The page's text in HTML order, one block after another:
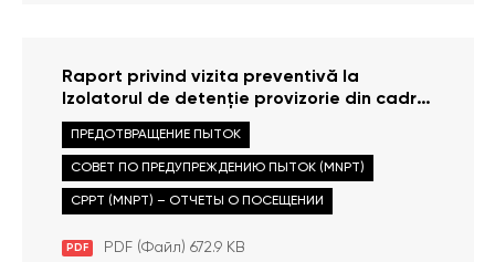
Raport privind vizita preventivă la
Izolatorul de detenție provizorie din cadrul
Inspectoratului de poliție Soroca din 16
februarie 2022
PDF PDF (Файл) 672.9 KB
ПРЕДОТВРАЩЕНИЕ ПЫТОК
СОВЕТ ПО ПРЕДУПРЕЖДЕНИЮ ПЫТОК (MNPT)
CPPT (MNPT) – ОТЧЕТЫ О ПОСЕЩЕНИИ